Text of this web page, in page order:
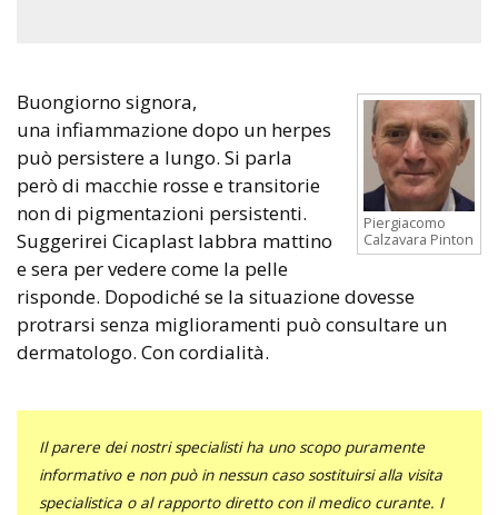
Piergiacomo
Calzavara Pinton
Buongiorno signora,
una infiammazione dopo un herpes
può persistere a lungo. Si parla
però di macchie rosse e transitorie
non di pigmentazioni persistenti.
Suggerirei Cicaplast labbra mattino
e sera per vedere come la pelle
risponde. Dopodiché se la situazione dovesse
protrarsi senza miglioramenti può consultare un
dermatologo. Con cordialità.
Il parere dei nostri specialisti ha uno scopo puramente
informativo e non può in nessun caso sostituirsi alla visita
specialistica o al rapporto diretto con il medico curante. I